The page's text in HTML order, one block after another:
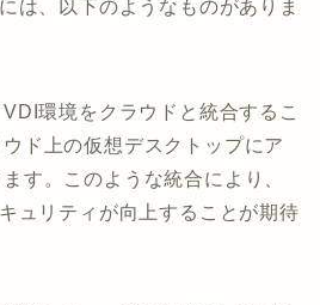
は、以下のようなものがありま
環境をクラウドと統合するこ
ド上の仮想デスクトップにア
す。このような統合により、
ュリティが向上することが期待